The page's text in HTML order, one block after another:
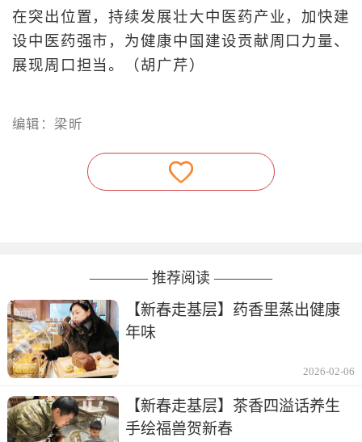
在突出位置，持续发展壮大中医药产业，加快建
设中医药强市，为健康中国建设贡献周口力量、
展现周口担当。（胡广芹）
编辑：梁昕
———— 推荐阅读 ————
【新春走基层】药香里蒸出健康
年味
2026-02-06
【新春走基层】茶香四溢话养生
手绘福兽贺新春